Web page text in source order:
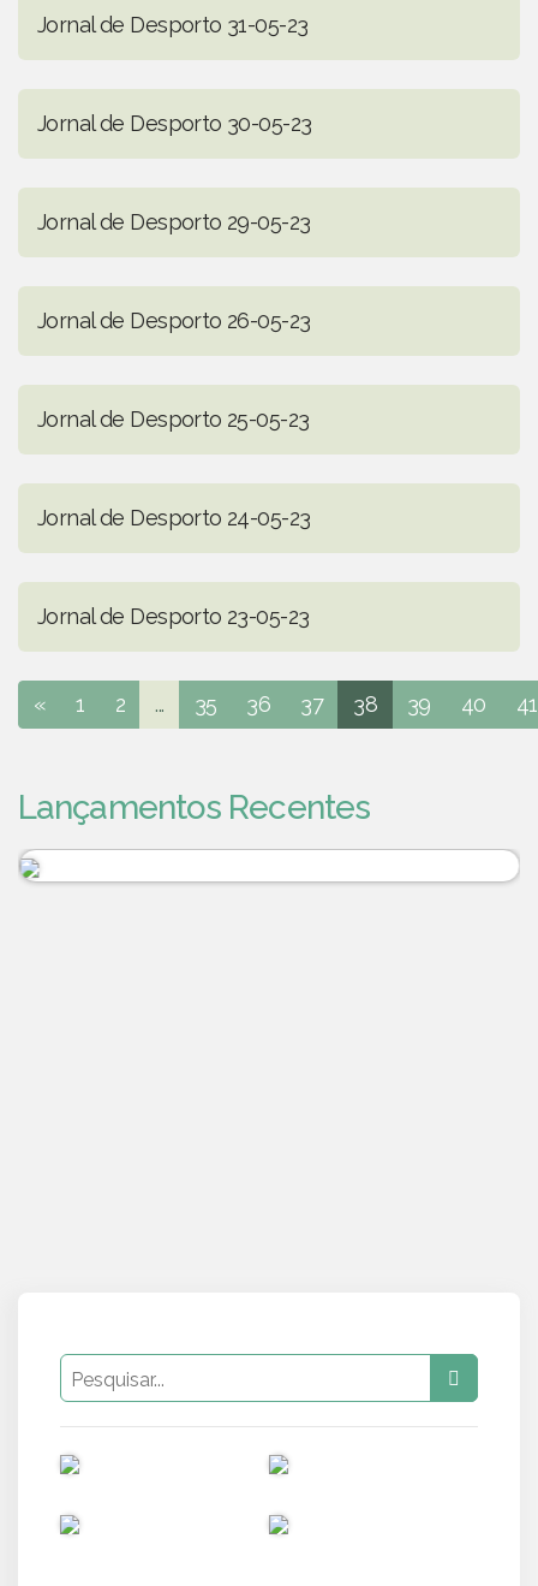
Jornal de Desporto 31-05-23
Jornal de Desporto 30-05-23
Jornal de Desporto 29-05-23
Jornal de Desporto 26-05-23
Jornal de Desporto 25-05-23
Jornal de Desporto 24-05-23
Jornal de Desporto 23-05-23
« 1 2 ... 35 36 37 38 39 40 41
Lançamentos Recentes